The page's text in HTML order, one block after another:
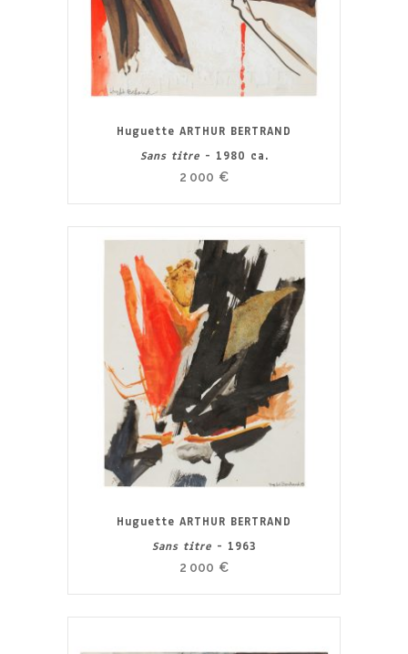
Huguette ARTHUR BERTRAND
Sans titre - 1980 ca.
2 000 €
Huguette ARTHUR BERTRAND
Sans titre - 1963
2 000 €